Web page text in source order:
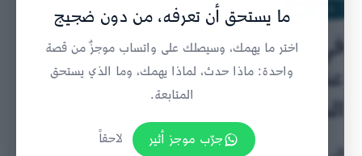
في مثل هذا اليوم قبل 38 عامًا:
عندما فقدت عُمان إحدى الكفاءات
الشابة
ما يستحق أن تعرفه، من دون ضجيج
اختر ما يهمك، وسيصلك على واتساب موجزٌ من قصة
واحدة: ماذا حدث، لماذا يهمك، وما الذي يستحق
المتابعة.
جرّب موجز أثير
لاحقاً